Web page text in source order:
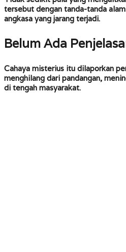
tersebut dengan tanda-tanda
angkasa yang jarang terjadi.
Belum Ada
Cahaya misterius itu dilaporkan
menghilang dari pandangan,
di tengah masyarakat.